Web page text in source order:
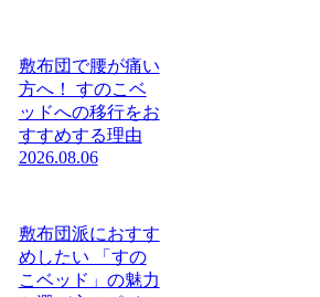
敷布団で腰が痛い
方へ！ すのこベ
ッドへの移行をお
すすめする理由
2026.08.06
敷布団派におすす
めしたい 「すの
こベッド」の魅力